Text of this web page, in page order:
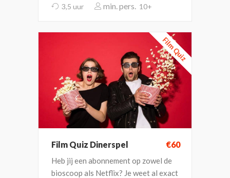
3,5 uur 10+
Film Quiz
Film Quiz Dinerspel €60
Heb jij een abonnement op zowel de
bioscoop als Netflix? Je weet al exact